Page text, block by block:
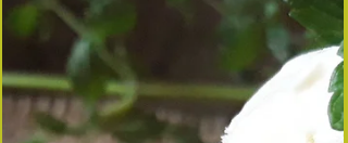
était en fleurs, éclatant de rose et de violet,
comme un tapis délicat posé sur la terre sèche.
Impossible de résister à l’envie d’en cueillir
quelques brins — pour le plaisir du geste, pour la
beauté des fleurs, et bien sûr pour la cuisine. 🌸